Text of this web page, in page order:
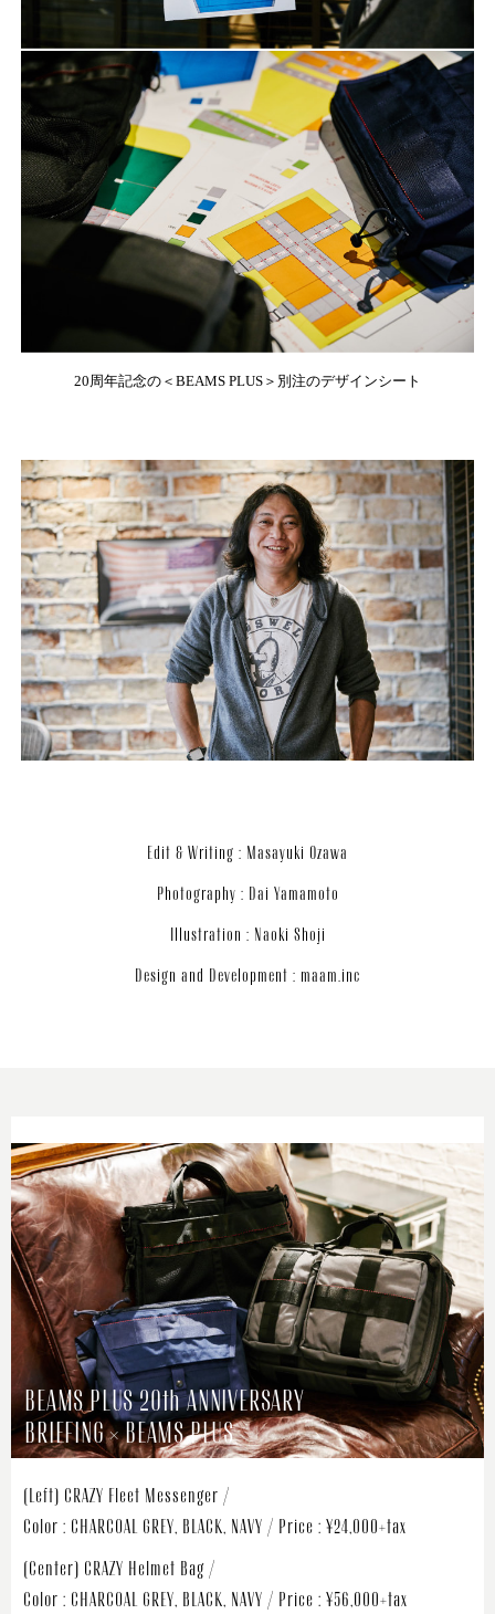
20周年記念の＜BEAMS PLUS＞別注のデザインシート
Edit & Writing : Masayuki Ozawa
Photography : Dai Yamamoto
Illustration : Naoki Shoji
Design and Development : maam.inc
BEAMS PLUS 20th ANNIVERSARY
BRIEFING × BEAMS PLUS
(Left) CRAZY Fleet Messenger /
Color : CHARCOAL GREY, BLACK, NAVY / Price : ¥24,000+tax
(Center) CRAZY Helmet Bag /
Color : CHARCOAL GREY, BLACK, NAVY / Price : ¥56,000+tax